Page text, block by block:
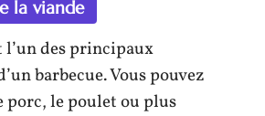
la viande
l’un des principaux
barbecue. Vous pouvez
porc, le poulet ou plus